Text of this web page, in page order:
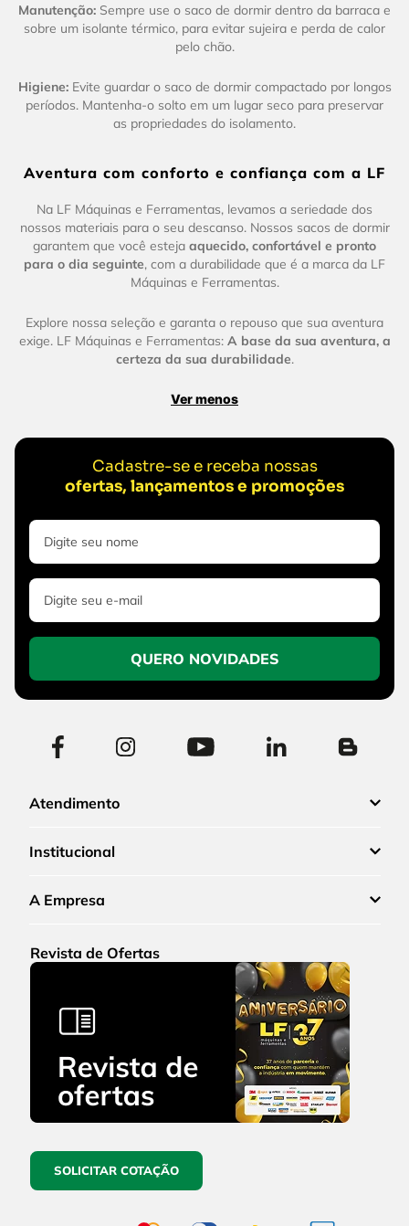
Manutenção: Sempre use o saco de dormir dentro da barraca e
sobre um isolante térmico, para evitar sujeira e perda de calor
pelo chão.
Higiene:Evite guardar o saco de dormir compactado por longos
períodos. Mantenha-o solto em um lugar seco para preservar
as propriedades do isolamento.
Aventura com conforto e confiança com a LF
Na LF Máquinas e Ferramentas, levamos a seriedade dos
nossos materiais para o seu descanso. Nossos sacos de dormir
garantem que você esteja aquecido, confortável e pronto
para o dia seguinte, com a durabilidade que é a marca da LF
Máquinas e Ferramentas.
Explore nossa seleção e garanta o repouso que sua aventura
exige. LF Máquinas e Ferramentas: A base da sua aventura, a
certeza da sua durabilidade.
Ver menos
Cadastre-se e receba nossas
ofertas, lançamentos e promoções
QUERO NOVIDADES
Atendimento
Institucional
A Empresa
Revista de Ofertas
SOLICITAR COTAÇÃO